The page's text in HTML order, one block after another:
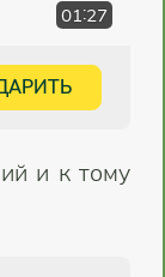
01:27
и к тому